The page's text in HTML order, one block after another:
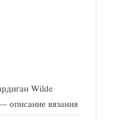
Wilde
описание вязания